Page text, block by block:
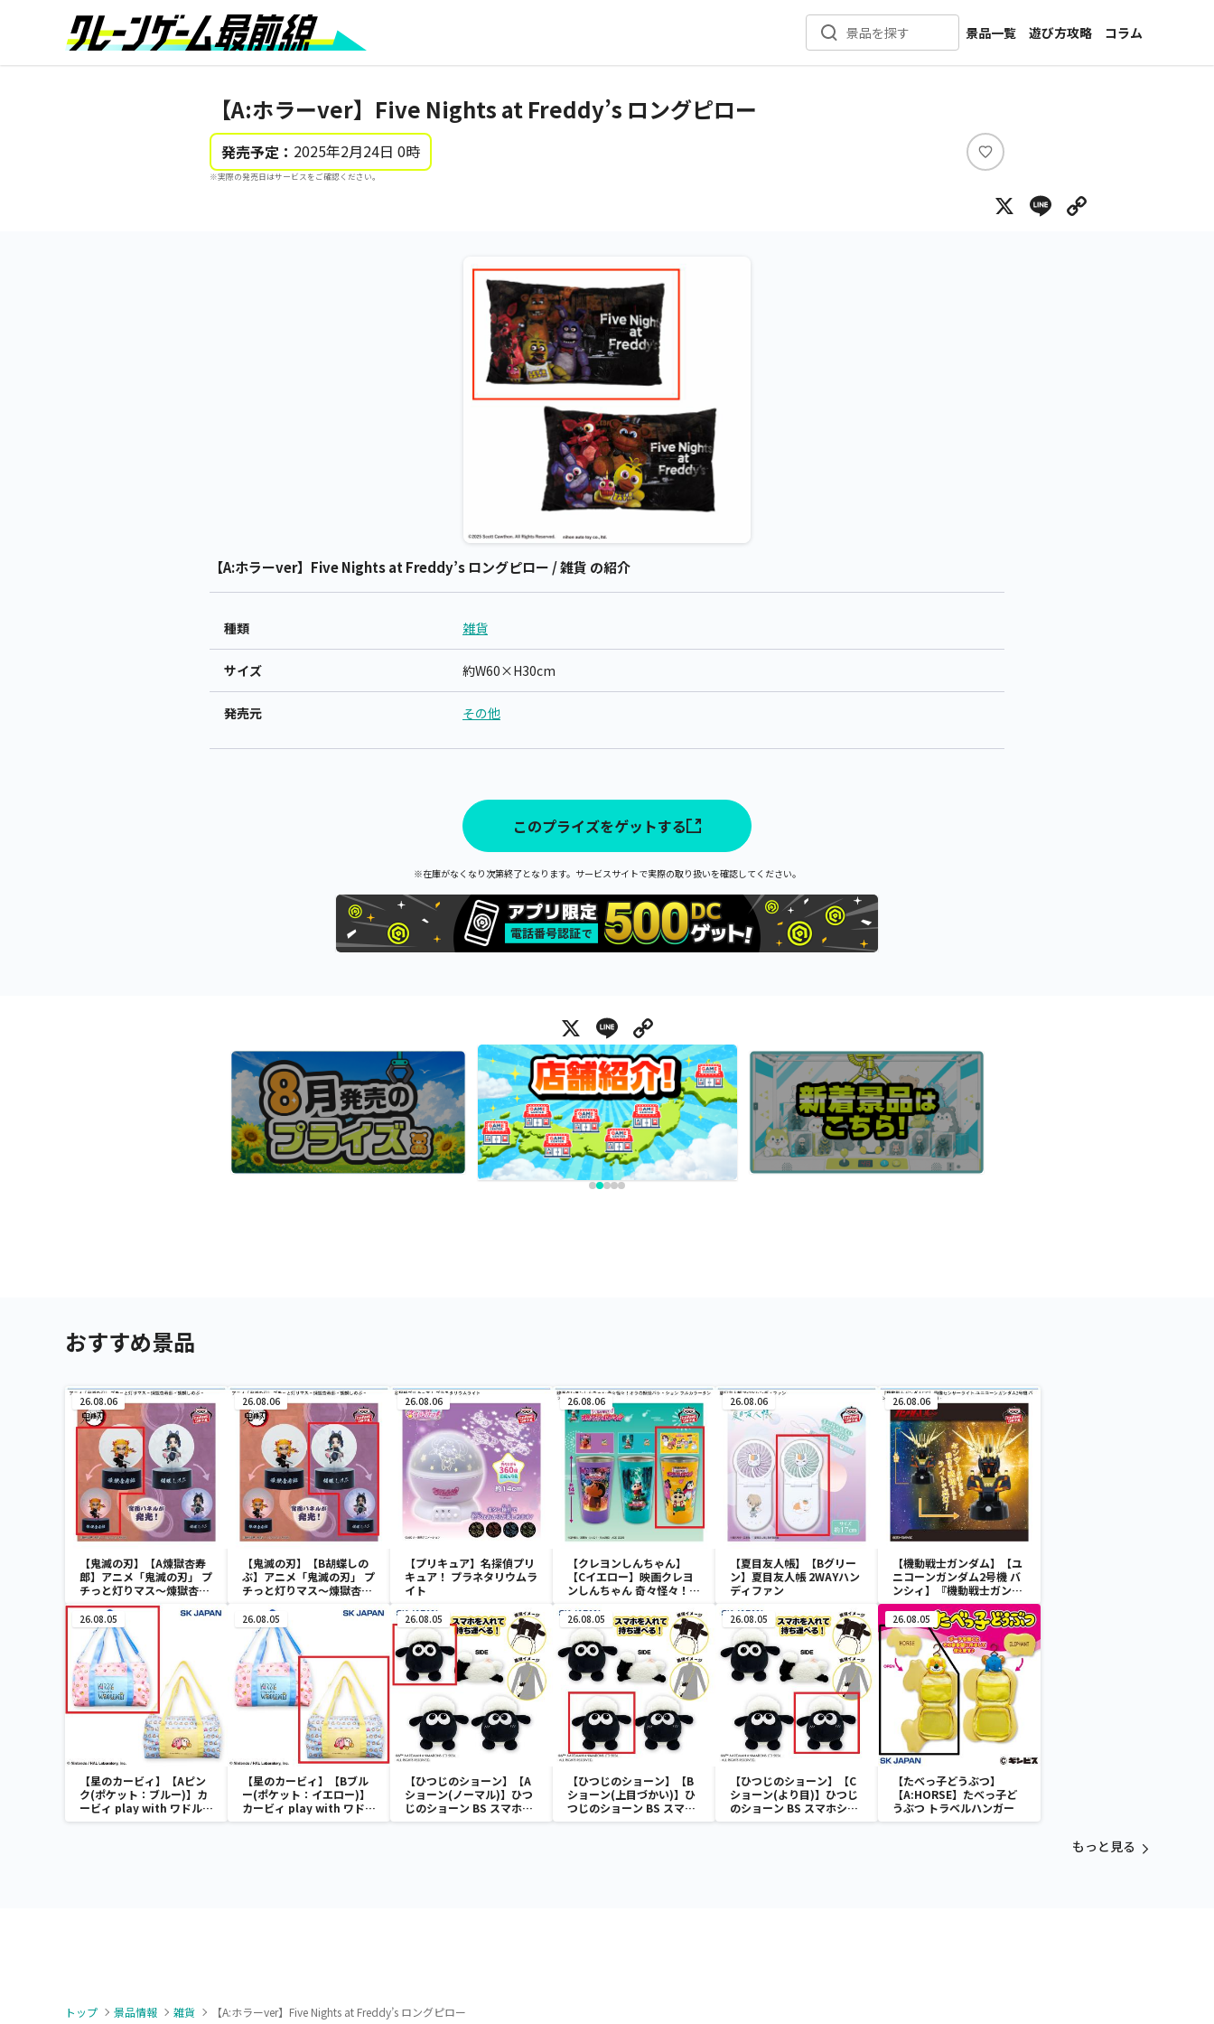
景品を探す
景品一覧
新着景品
メーカー一覧
遊び方攻略
コラム
インタビュー
【A:ホラーver】Five Nights at Freddy’s ロングピロー
発売予定： 2025年2月24日 0時
※実際の発売日はサービスをご確認ください。
い
ね
X Line
【A:ホラーver】Five Nights at Freddy’s ロングピロー / 雑貨 の紹介
種類 雑貨
サイズ 約W60×H30cm
発売元 その他
このプライズをゲットする
※在庫がなくなり次第終了となります。サービスサイトで実際の取り扱いを確認してください。
X Line
おすすめ景品
26.08.06
【鬼滅の刃】【A煉獄杏寿
郎】アニメ「鬼滅の刃」 プ
チっと灯りマス～煉獄杏寿
郎・胡蝶しのぶ～
26.08.06
【鬼滅の刃】【B胡蝶しの
ぶ】アニメ「鬼滅の刃」 プ
チっと灯りマス～煉獄杏寿
26.08.06
【プリキュア】名探偵プリ
キュア！ プラネタリウムラ
イト
26.08.06
【クレヨンしんちゃん】
【Cイエロー】映画クレヨ
ンしんちゃん 奇々怪々！オ
カラータンブラー
26.08.06
【夏目友人帳】【Bグリー
ン】夏目友人帳 2WAYハン
ディファン
26.08.06
【機動戦士ガンダム】【ユ
ニコーンガンダム2号機 バ
ンシィ】『機動戦士ガンダ
ムUC』 胸像センサーライ
ト-ユニコーンガンダム2号
機 バンシィ（デストロイモ
ード）-
26.08.05
【星のカービィ】【Aピン
ク(ポケット：ブルー)】カ
ービィ play with ワドルデ
ィ ボストンバッグ
26.08.05
【星のカービィ】【Bブル
ー(ポケット：イエロー)】
カービィ play with ワドル
ディ ボストンバッグ
26.08.05
【ひつじのショーン】【A
ショーン(ノーマル)】ひつ
じのショーン BS スマホシ
ョーンルダー
26.08.05
【ひつじのショーン】【B
ショーン(上目づかい)】ひ
つじのショーン BS スマホ
ショーンルダー
26.08.05
【ひつじのショーン】【C
ショーン(より目)】ひつじ
のショーン BS スマホショ
ーンルダー
26.08.05
【たべっ子どうぶつ】
【A:HORSE】たべっ子ど
うぶつ トラベルハンガー
もっと見る
トップ 景品情報 雑貨 【A:ホラーver】Five Nights at Freddy’s ロングピロー